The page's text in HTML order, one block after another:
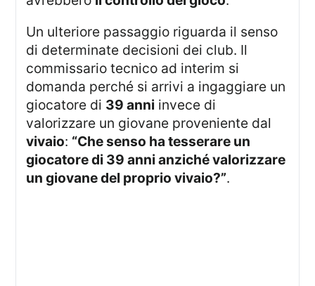
Un ulteriore passaggio riguarda il senso
di determinate decisioni dei club. Il
commissario tecnico ad interim si
domanda perché si arrivi a ingaggiare un
giocatore di 39 anni invece di
valorizzare un giovane proveniente dal
vivaio: “Che senso ha tesserare un
giocatore di 39 anni anziché valorizzare
un giovane del proprio vivaio?”.